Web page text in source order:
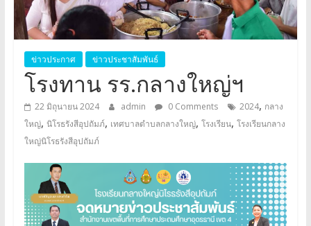
อุปถัมภ์
Klangyai
ข่าวประกาศ ข่าวประชาสัมพันธ์
โรงทาน รร.กลางใหญ่ฯ
22 มิถุนายน 2024 admin 0 Comments 2024, กลาง
ใหญ่, นิโรธรังสีอุปถัมภ์, เทศบาลตำบลกลางใหญ่, โรงเรียน, โรงเรียนกลาง
ใหญ่นิโรธรังสีอุปถัมภ์